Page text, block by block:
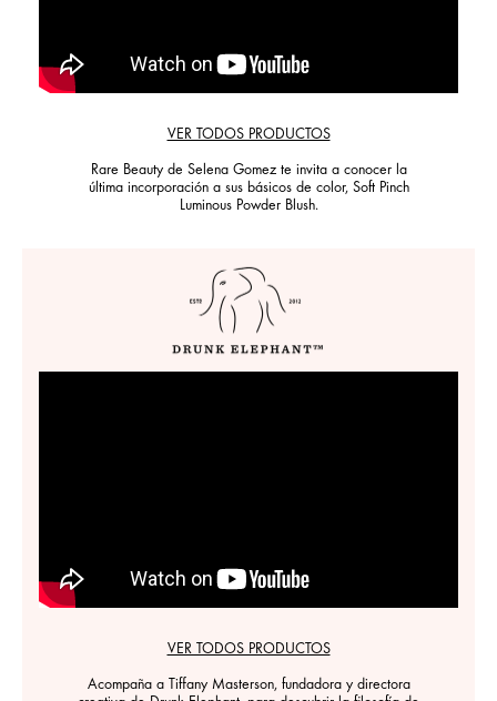
VER TODOS PRODUCTOS
Rare Beauty de Selena Gomez te invita a conocer la
última incorporación a sus básicos de color, Soft Pinch
Luminous Powder Blush.
VER TODOS PRODUCTOS
Acompaña a Tiffany Masterson, fundadora y directora